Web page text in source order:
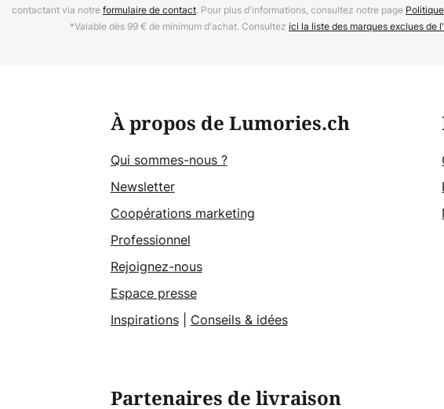
contactant via notreformulaire de contact. Pour plus d'informations, consultez notre page
*Valable dès 99 € de minimum d'achat. Consultez ici la liste des marques exclues de
À propos de Lumories.ch
Qui sommes-nous ?
Newsletter
Coopérations marketing
Professionnel
Rejoignez-nous
Espace presse
Inspirations| Conseils & idées
Partenaires de livraison